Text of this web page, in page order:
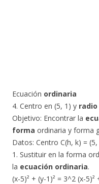
Ecuación ordinaria
4. Centro en (5, 1) y radio
​Objetivo: Encontrar la
forma ordinaria y forma
​Datos: Centro C(h, k) =
1. Sustituir en la forma
la ecuación ordinaria.
(x-5)² + (y-1)² = 3^2 ​(x-5)²